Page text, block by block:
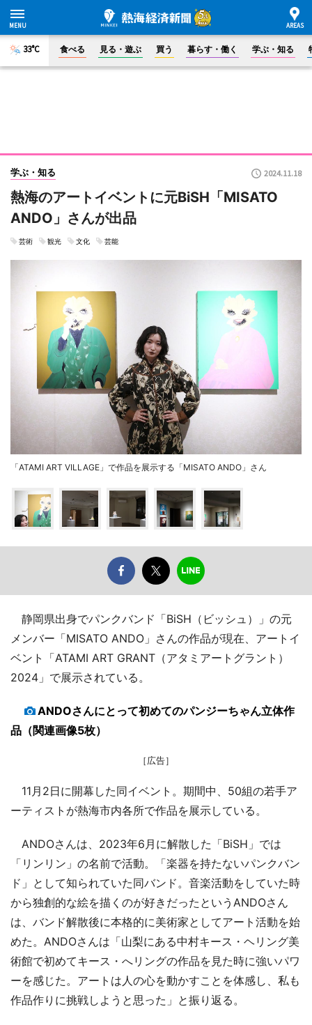
33°C 食べる 見る・遊ぶ 買う 暮らす・働く 学ぶ・知る
学ぶ・知る 2024.11.18
熱海のアートイベントに元BiSH「MISATO
ANDO」さんが出品
芸術 観光 文化 芸能
「ATAMI ART VILLAGE」で作品を展示する「MISATO ANDO」さん
静岡県出身でパンクバンド「BiSH（ビッシュ）」の元
メンバー「MISATO ANDO」さんの作品が現在、アートイ
ベント「ATAMI ART GRANT（アタミアートグラント）
2024」で展示されている。
ANDOさんにとって初めてのパンジーちゃん立体作
品（関連画像5枚）
［広告］
11月2日に開幕した同イベント。期間中、50組の若手ア
ーティストが熱海市内各所で作品を展示している。
ANDOさんは、2023年6月に解散した「BiSH」では
「リンリン」の名前で活動。「楽器を持たないパンクバン
ド」として知られていた同バンド。音楽活動をしていた時
から独創的な絵を描くのが好きだったというANDOさん
は、バンド解散後に本格的に美術家としてアート活動を始
めた。ANDOさんは「山梨にある中村キース・ヘリング美
術館で初めてキース・へリングの作品を見た時に強いパワ
ーを感じた。アートは人の心を動かすことを体感し、私も
作品作りに挑戦しようと思った」と振り返る。